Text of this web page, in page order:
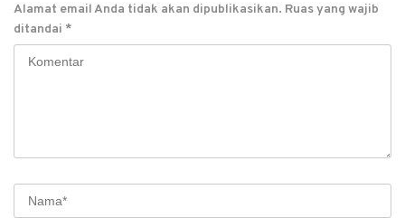
Alamat email Anda tidak akan dipublikasikan. Ruas yang wajib
ditandai *